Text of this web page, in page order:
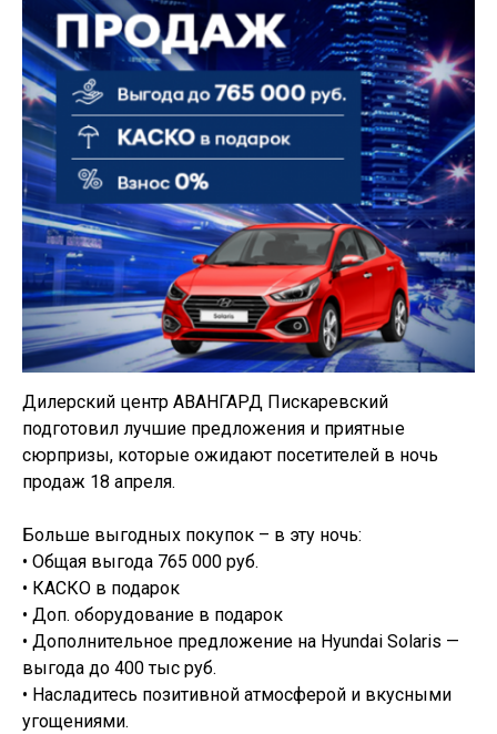
Дилерский центр АВАНГАРД Пискаревский
подготовил лучшие предложения и приятные
сюрпризы, которые ожидают посетителей в ночь
продаж 18 апреля.
Больше выгодных покупок – в эту ночь:
• Общая выгода 765 000 руб.
• КАСКО в подарок
• Доп. оборудование в подарок
• Дополнительное предложение на Hyundai Solaris —
выгода до 400 тыс руб.
• Насладитесь позитивной атмосферой и вкусными
угощениями.